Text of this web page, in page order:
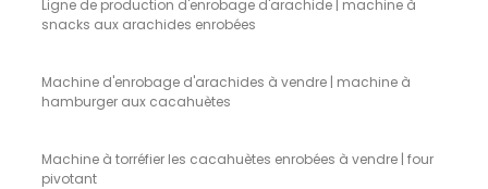
Ligne de production d'enrobage d'arachide | machine à
snacks aux arachides enrobées
Machine d'enrobage d'arachides à vendre | machine à
hamburger aux cacahuètes
Machine à torréfier les cacahuètes enrobées à vendre | four
pivotant